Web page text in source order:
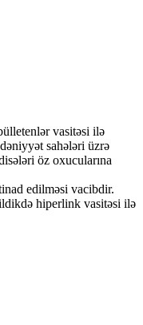
vasitəsi ilə
sahələri üzrə
öz oxucularına
edilməsi vacibdir.
hiperlink vasitəsi ilə